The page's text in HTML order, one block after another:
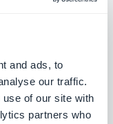
and ads, to
our traffic.
of our site with
partners who
de tu app